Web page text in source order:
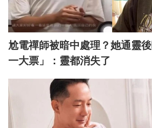
尬電禪師被暗中處理？她通靈
一大票」：靈都消失了